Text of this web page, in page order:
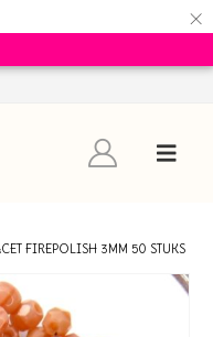
×
FIREPOLISH 3MM 50 STUKS